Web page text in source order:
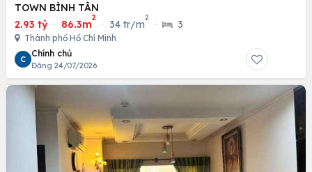
TOWN BÌNH TÂN
2.93 tỷ · 86.3m
2
· 34 tr/m
2
· 3
Thành phố Hồ Chí Minh
C
Chính chủ
Đăng 24/07/2026